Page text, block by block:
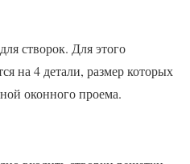
створок. Для этого
на 4 детали, размер которых
оконного проема.